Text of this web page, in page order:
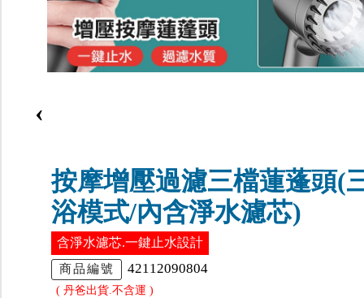
‹
按摩增壓過濾三檔蓮蓬頭(
浴模式/內含淨水濾芯)
含淨水濾芯.一鍵止水設計
商品編號 42112090804
( 丹爸出貨.不含運 )